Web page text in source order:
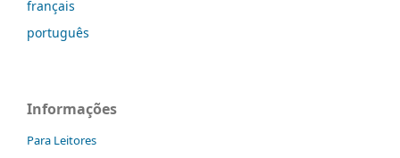
français
português
Informações
Para Leitores